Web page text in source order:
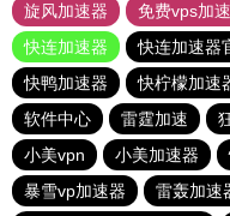
旋风加速器
免费vps加
快连加速器
快连加速器
快鸭加速器
快柠檬加速
软件中心
雷霆加速
小美vpn
小美加速器
暴雪vp加速器
雷轰加速